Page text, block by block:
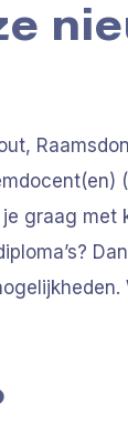
graag met